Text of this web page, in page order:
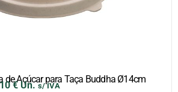
de Açúcar para Taça Buddha Ø14cm
€ Un. s/ IVA